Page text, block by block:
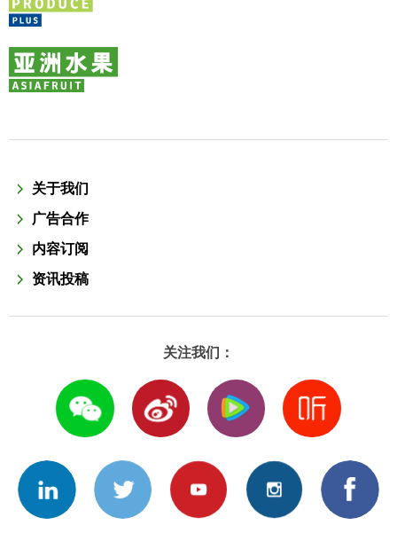
关于我们
广告合作
内容订阅
资讯投稿
关注我们：